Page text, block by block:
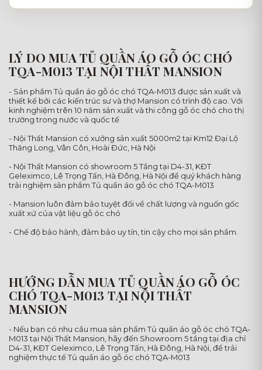
LÝ DO MUA TỦ QUẦN ÁO GỖ ÓC CHÓ
TQA-M013 TẠI NỘI THẤT MANSION
- Sản phẩm Tủ quần áo gỗ óc chó TQA-M013 được sản xuất và
thiết kế bởi các kiến trúc sư và thợ Mansion có trình độ cao. Với
kinh nghiệm trên 10 năm sản xuất và thi công gỗ óc chó cho thị
trường trong nước và quốc tế
- Nội Thất Mansion có xưởng sản xuất 5000m2 tại Km12 Đại Lộ
Thăng Long, Vân Côn, Hoài Đức, Hà Nội
- Nội Thất Mansion có showroom 5 Tầng tại D4-31, KĐT
Geleximco, Lê Trọng Tấn, Hà Đông, Hà Nội để quý khách hàng
trải nghiệm sản phẩm Tủ quần áo gỗ óc chó TQA-M013
- Mansion luôn đảm bảo tuyệt đối về chất lượng và nguốn gốc
xuất xứ của vật liệu gỗ óc chó
- Chế độ bảo hành, đảm bảo uy tín, tin cậy cho mọi sản phẩm.
HƯỚNG DẪN MUA TỦ QUẦN ÁO GỖ ÓC
CHÓ TQA-M013 TẠI NỘI THẤT
MANSION
- Nếu bạn có nhu cầu mua sản phẩm Tủ quần áo gỗ óc chó TQA-
M013 tại Nội Thất Mansion, hãy đến Showroom 5 tầng tại địa chỉ
D4-31, KĐT Geleximco, Lê Trọng Tấn, Hà Đông, Hà Nội, để trải
nghiệm thực tế Tủ quần áo gỗ óc chó TQA-M013